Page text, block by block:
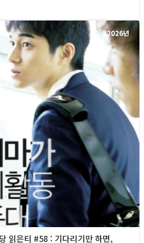
2026년
읽은티 #58 : 기다리기만 하면,